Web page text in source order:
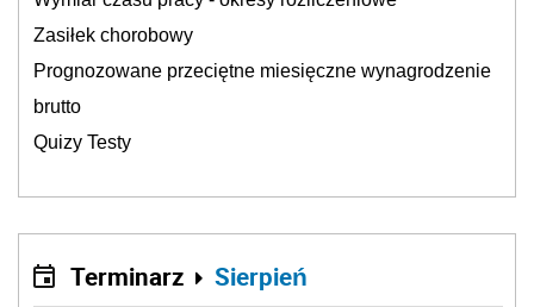
Zasiłek chorobowy
Prognozowane przeciętne miesięczne wynagrodzenie
brutto
Quizy Testy
Terminarz Sierpień